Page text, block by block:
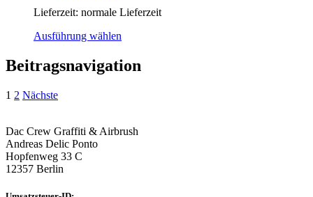
Lieferzeit: normale Lieferzeit
Ausführung wählen
Beitragsnavigation
1 2 Nächste
Dac Crew Graffiti & Airbrush
Andreas Delic Ponto
Hopfenweg 33 C
12357 Berlin